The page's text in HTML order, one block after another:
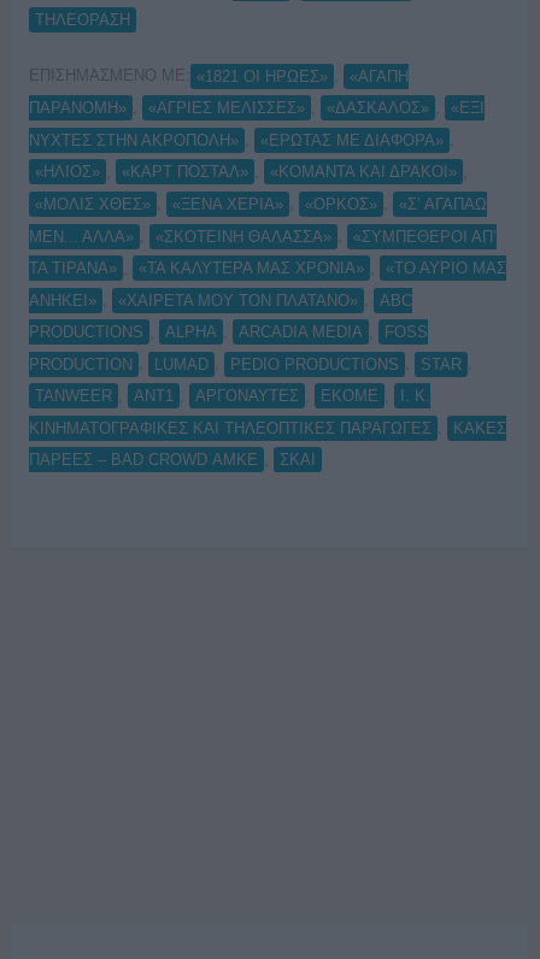
ΤΗΛΕΟΡΑΣΗ
ΕΠΙΣΗΜΑΣΜΕΝΟ ΜΕ: «1821 ΟΙ ΗΡΩΕΣ»
«ΑΓΑΠΗ
ΠΑΡΑΝΟΜΗ»
«ΑΓΡΙΕΣ ΜΕΛΙΣΣΕΣ» «ΔΑΣΚΑΛΟΣ»
«ΕΞΙ
ΝΥΧΤΕΣ ΣΤΗΝ ΑΚΡΟΠΟΛΗ»
«ΕΡΩΤΑΣ ΜΕ ΔΙΑΦΟΡΑ»
«ΗΛΙΟΣ»
«ΚΑΡΤ ΠΟΣΤΑΛ» «ΚΟΜΑΝΤΑ ΚΑΙ ΔΡΑΚΟΙ»
«ΜΟΛΙΣ ΧΘΕΣ»
«ΞΕΝΑ ΧΕΡΙΑ» «ΟΡΚΟΣ»
«Σ’ ΑΓΑΠΑΩ
ΜΕΝ... ΑΛΛΑ»
«ΣΚΟΤΕΙΝΗ ΘΑΛΑΣΣΑ»
«ΣΥΜΠΕΘΕΡΟΙ ΑΠ’
ΤΑ ΤΙΡΑΝΑ»
«ΤΑ ΚΑΛΥΤΕΡΑ ΜΑΣ ΧΡΟΝΙΑ»
«ΤΟ ΑΥΡΙΟ ΜΑΣ
ΑΝΗΚΕΙ»
«ΧΑΙΡΕΤΑ ΜΟΥ ΤΟΝ ΠΛΑΤΑΝΟ»
ABC
PRODUCTIONS
ALPHA ARCADIA MEDIA
FOSS
PRODUCTION
LUMAD PEDIO PRODUCTIONS STAR
TANWEER
ΑΝΤ1 ΑΡΓΟΝΑΥΤΕΣ ΕΚΟΜΕ
Ι. Κ.
ΚΙΝΗΜΑΤΟΓΡΑΦΙΚΕΣ ΚΑΙ ΤΗΛΕΟΠΤΙΚΕΣ ΠΑΡΑΓΩΓΕΣ
ΚΑΚΕΣ
ΠΑΡΕΕΣ – BAD CROWD ΑΜΚΕ
ΣΚΑΙ